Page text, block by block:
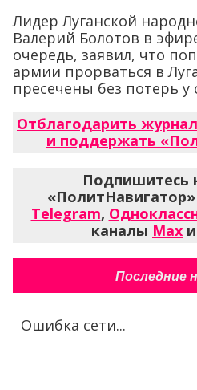
Лидер Луганской
Валерий Болотов в
очередь, заявил, что
армии прорваться в
пресечены без потерь у
Отблагодарить
и поддержать
Подпишитесь
Telegram,
каналы Max и
Последние
Ошибка сети...